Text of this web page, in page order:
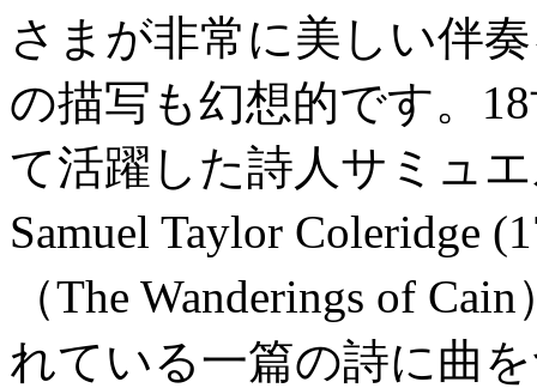
さまが非常に美しい伴
の描写も幻想的です。
て活躍した詩人サミュ
Samuel Taylor Coleridge
（The Wanderings of
れている一篇の詩に曲